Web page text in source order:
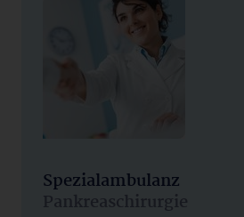
Spezialambulanz
Pankreaschirurgie